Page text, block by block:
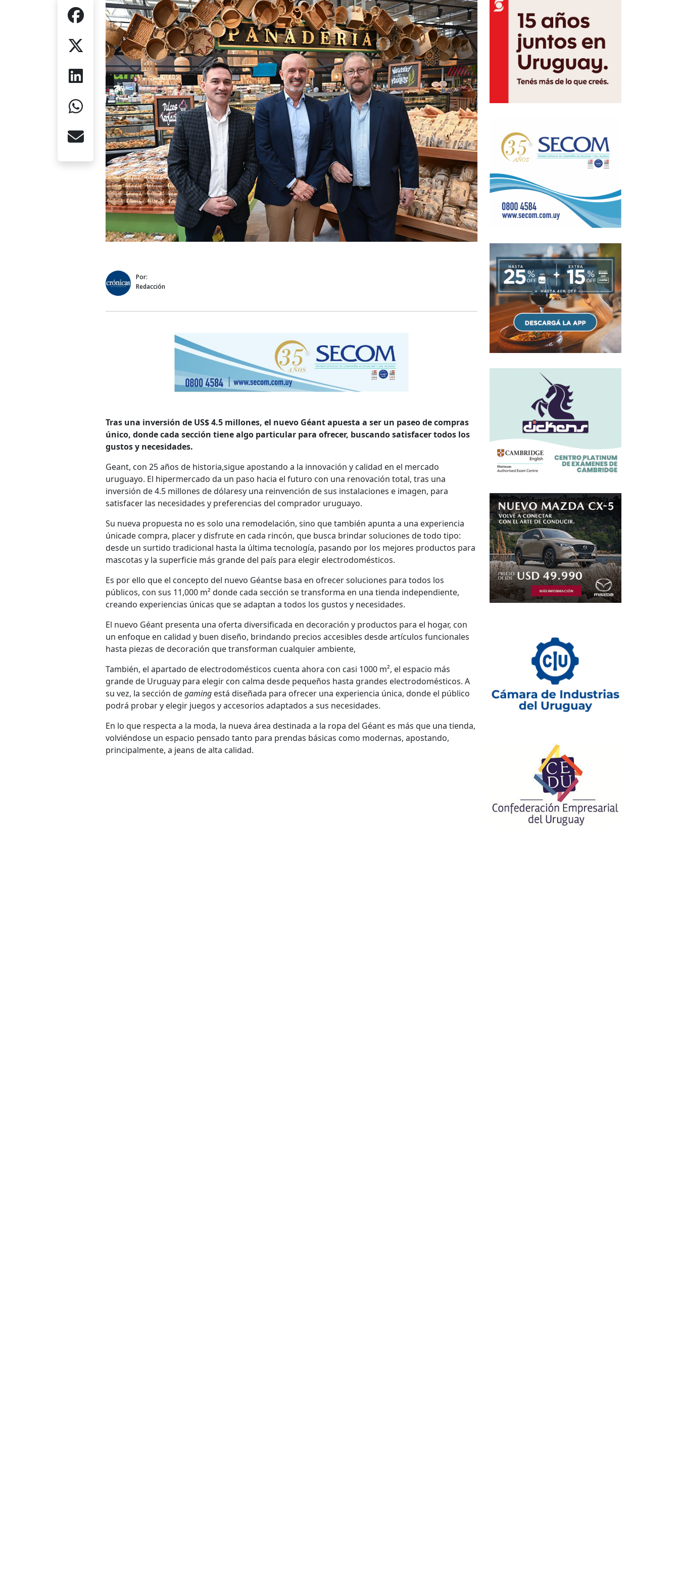
Por:
Redacción
Tras una inversión de US$ 4.5 millones, el nuevo Géant apuesta a ser un paseo de compras
único, donde cada sección tiene algo particular para ofrecer, buscando satisfacer todos los
gustos y necesidades.
Geant, con 25 años de historia,sigue apostando a la innovación y calidad en el mercado
uruguayo. El hipermercado da un paso hacia el futuro con una renovación total, tras una
inversión de 4.5 millones de dólaresy una reinvención de sus instalaciones e imagen, para
satisfacer las necesidades y preferencias del comprador uruguayo.
Su nueva propuesta no es solo una remodelación, sino que también apunta a una experiencia
únicade compra, placer y disfrute en cada rincón, que busca brindar soluciones de todo tipo:
desde un surtido tradicional hasta la última tecnología, pasando por los mejores productos para
mascotas y la superficie más grande del país para elegir electrodomésticos.
Es por ello que el concepto del nuevo Géantse basa en ofrecer soluciones para todos los
públicos, con sus 11,000 m² donde cada sección se transforma en una tienda independiente,
creando experiencias únicas que se adaptan a todos los gustos y necesidades.
El nuevo Géant presenta una oferta diversificada en decoración y productos para el hogar, con
un enfoque en calidad y buen diseño, brindando precios accesibles desde artículos funcionales
hasta piezas de decoración que transforman cualquier ambiente,
También, el apartado de electrodomésticos cuenta ahora con casi 1000 m², el espacio más
grande de Uruguay para elegir con calma desde pequeños hasta grandes electrodomésticos. A
su vez, la sección degaming está diseñada para ofrecer una experiencia única, donde el público
podrá probar y elegir juegos y accesorios adaptados a sus necesidades.
En lo que respecta a la moda, la nueva área destinada a la ropa del Géant es más que una tienda,
volviéndose un espacio pensado tanto para prendas básicas como modernas, apostando,
principalmente, a jeans de alta calidad.